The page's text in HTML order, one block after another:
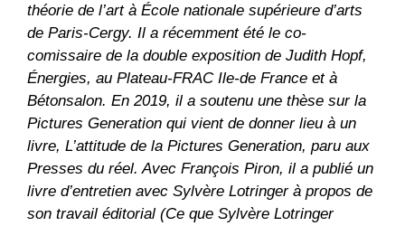
théorie de l’art à École nationale supérieure d’arts
de Paris-Cergy. Il a récemment été le co-
comissaire de la double exposition de Judith Hopf,
Énergies, au Plateau-FRAC Ile-de France et à
Bétonsalon. En 2019, il a soutenu une thèse sur la
Pictures Generation qui vient de donner lieu à un
livre, L’attitude de la Pictures Generation, paru aux
Presses du réel. Avec François Piron, il a publié un
livre d’entretien avec Sylvère Lotringer à propos de
son travail éditorial (Ce que Sylvère Lotringer